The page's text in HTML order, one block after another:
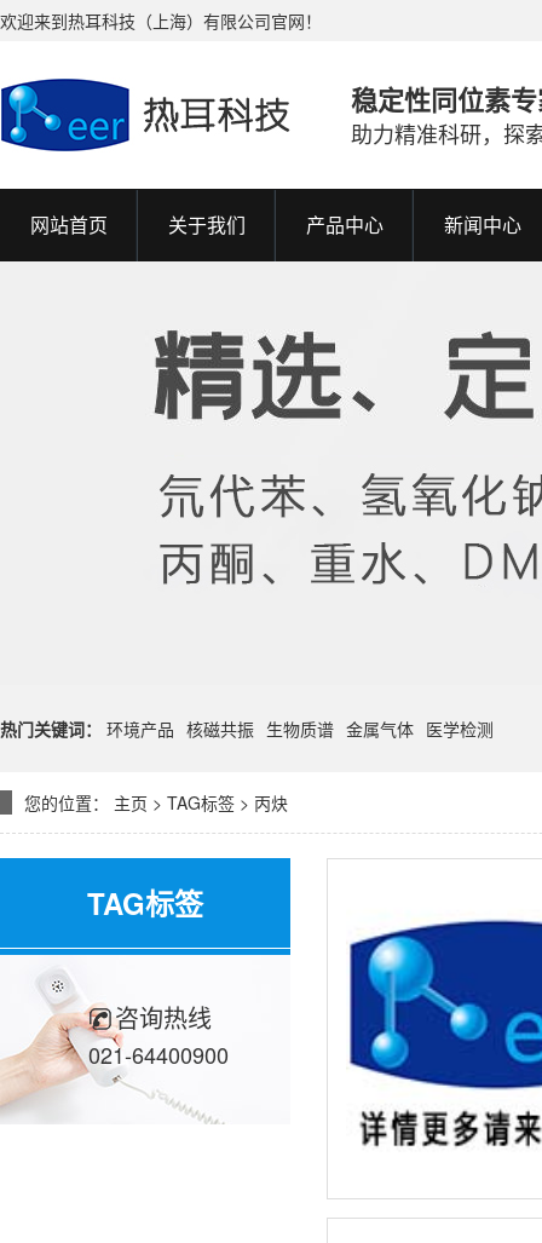
欢迎来到热耳科技（上海）有限公司官网！
稳定性同位素
助力精准科研，探
网站首页 关于我们 产品中心 新闻中心
热门关键词： 环境产品 核磁共振 生物质谱 金属气体 医学检测
您的位置： 主页 > TAG标签 > 丙炔
TAG标签
咨询热线
021-64400900